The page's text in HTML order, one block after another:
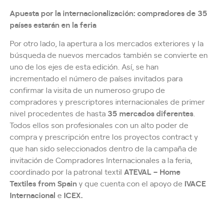
Apuesta por la internacionalización: compradores de 35
países estarán en la feria
Por otro lado, la apertura a los mercados exteriores y la
búsqueda de nuevos mercados también se convierte en
uno de los ejes de esta edición. Así, se han
incrementado el número de países invitados para
confirmar la visita de un numeroso grupo de
compradores y prescriptores internacionales de primer
nivel procedentes de hasta 35 mercados diferentes
Todos ellos son profesionales con un alto poder de
compra y prescripción entre los proyectos contract y
que han sido seleccionados dentro de la campaña de
invitación de Compradores Internacionales a la feria,
coordinado por la patronal textil ATEVAL – Home
Textiles from Spainy que cuenta con el apoyo de IVACE
Internacional e ICEX.